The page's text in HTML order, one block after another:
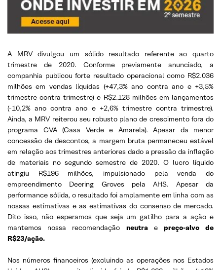
A MRV divulgou um sólido resultado referente ao quarto
trimestre de 2020. Conforme previamente anunciado, a
companhia publicou forte resultado operacional como R$2.036
milhões em vendas líquidas (+47,3% ano contra ano e +3,5%
trimestre contra trimestre) e R$2.128 milhões em lançamentos
(-10,2% ano contra ano e +2,6% trimestre contra trimestre).
Ainda, a MRV reiterou seu robusto plano de crescimento fora do
programa CVA (Casa Verde e Amarela). Apesar da menor
concessão de descontos, a margem bruta permaneceu estável
em relação aos trimestres anteriores dado a pressão da inflação
de materiais no segundo semestre de 2020. O lucro líquido
atingiu R$196 milhões, impulsionado pela venda do
empreendimento Deering Groves pela AHS. Apesar da
performance sólida, o resultado foi amplamente em linha com as
nossas estimativas e as estimativas do consenso de mercado.
Dito isso, não esperamos que seja um gatilho para a ação e
mantemos nossa recomendação neutra epreço-alvo de
R$23/ação.
Nos números financeiros (excluindo as operações nos Estados